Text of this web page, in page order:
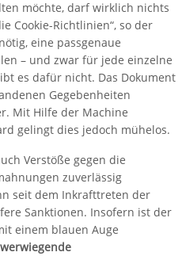
möchte, darf wirklich nichts
Cookie-Richtlinien“, so der
eine passgenaue
– und zwar für jede einzelne
es dafür nicht. Das Dokument
Gegebenheiten
Mit Hilfe der Machine
gelingt dies jedoch mühelos.
Verstöße gegen die
zuverlässig
seit dem Inkrafttreten der
Sanktionen. Insofern ist der
einem blauen Auge